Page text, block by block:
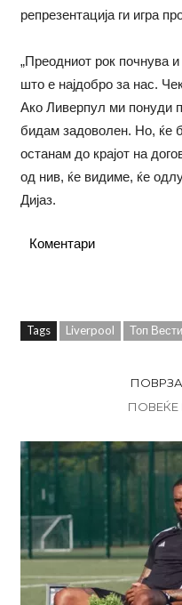
репрезентација ги игра
„Преодниот рок почнува
што е најдобро за нас.
Ако Ливерпул ми понуди
бидам задоволен. Но, ќе
останам до крајот на
од нив, ќе видиме, ќе
Дијаз.
Коментари
Tags Liverpool Топ Вести